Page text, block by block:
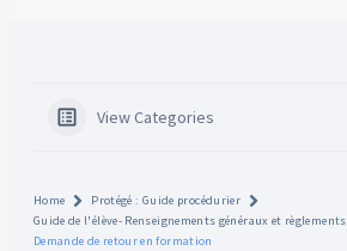
View Categories
Home
Protégé : Guide procédurier
Guide de l'élève- Renseignements généraux et règlements
Demande de retour en formation